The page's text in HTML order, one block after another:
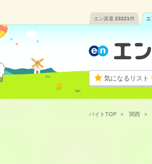
エン派遣 23221件 エ
気になるリスト
バイトTOP 関西